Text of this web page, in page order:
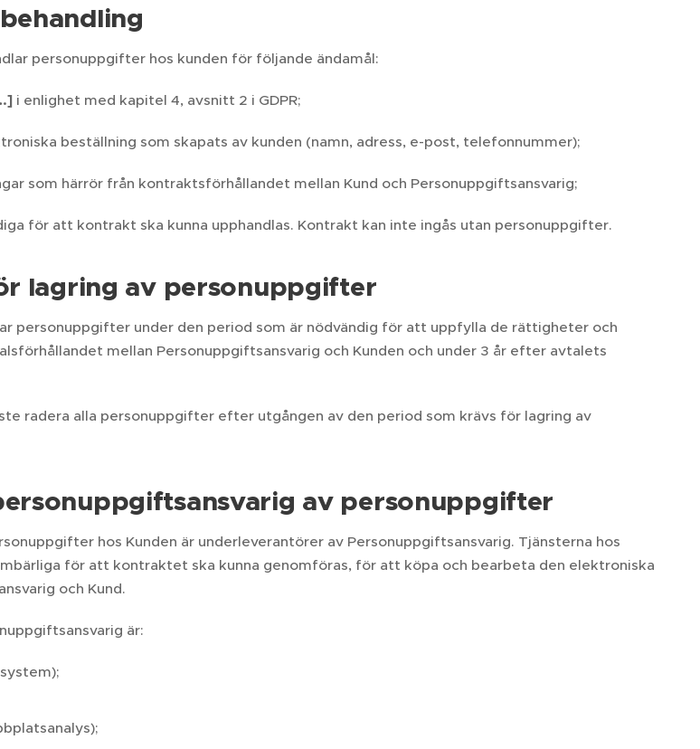
personuppgifter hos kunden för följande ändamål:
i enlighet med kapitel 4, avsnitt 2 i GDPR;
beställning som skapats av kunden (namn, adress, e-post, telefonnummer);
som härrör från kontraktsförhållandet mellan Kund och Personuppgiftsansvarig;
för att kontrakt ska kunna upphandlas. Kontrakt kan inte ingås utan personuppgifter.
lagring av personuppgifter
personuppgifter under den period som är nödvändig för att uppfylla de rättigheter och
mellan Personuppgiftsansvarig och Kunden och under 3 år efter avtalets
radera alla personuppgifter efter utgången av den period som krävs för lagring av
av personuppgifter
hos Kunden är underleverantörer av Personuppgiftsansvarig. Tjänsterna hos
för att kontraktet ska kunna genomföras, för att köpa och bearbeta den elektroniska
och Kund.
är: